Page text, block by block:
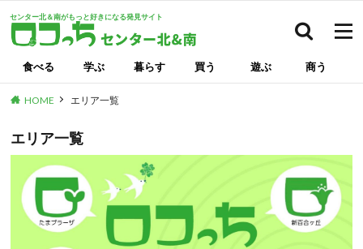
センター北＆南がもっと好きになる発見サイト
食べる 学ぶ 暮らす 買う 遊ぶ 商う
HOME エリア一覧
エリア一覧